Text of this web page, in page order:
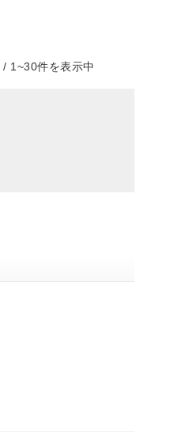
/ 1~30件を表示中